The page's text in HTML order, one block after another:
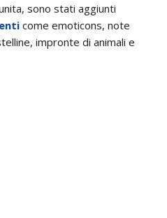
sono stati aggiunti
come emoticons, note
impronte di animali e